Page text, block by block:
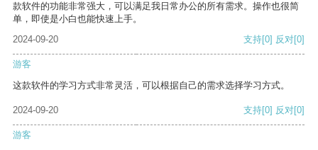
款软件的功能非常强大，可以满足我日常办公的所有需求。操作也很简
单，即使是小白也能快速上手。
2024-09-20
支持[0] 反对[0]
游客
这款软件的学习方式非常灵活，可以根据自己的需求选择学习方式。
2024-09-20 支持[0] 反对[0]
游客